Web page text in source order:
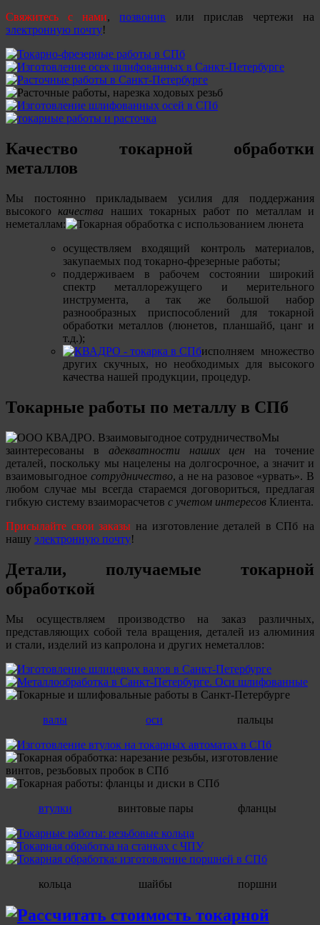
Свяжитесь с нами,позвонив или прислав чертежи на
электронную почту!
Качество токарной обработки
металлов
Мы постоянно прикладываем усилия для поддержания
высокого качества наших токарных работ по металлам и
неметаллам:
осуществляем входящий контроль материалов,
закупаемых под токарно-фрезерные работы;
поддерживаем в рабочем состоянии широкий
спектр металлорежущего и мерительного
инструмента, а так же большой набор
разнообразных приспособлений для токарной
обработки металлов (люнетов, планшайб, цанг и
т.д.);
исполняем множество
других скучных, но необходимых для высокого
качества нашей продукции, процедур.
Токарные работы по металлу в СПб
Мы
заинтересованы в адекватности наших цен на точение
деталей, поскольку мы нацелены на долгосрочное, а значит и
взаимовыгодное сотрудничество, а не на разовое «урвать». В
любом случае мы всегда стараемся договориться, предлагая
гибкую систему взаиморасчетов с учетом интересов Клиента.
Присылайте свои заказы на изготовление деталей в СПб на
нашу электронную почту!
Детали, получаемые токарной
обработкой
Мы осуществляем производство на заказ различных,
представляющих собой тела вращения, деталей из алюминия
и стали, изделий из капролона и других неметаллов:
валы оси пальцы
втулки винтовые пары фланцы
кольца шайбы поршни